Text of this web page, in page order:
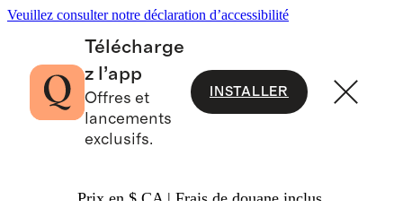
Veuillez consulter notre déclaration d’accessibilité
Télécharge
z l’app
Offres et
lancements
exclusifs.
INSTALLER
Prix en $ CA | Frais de douane inclus.